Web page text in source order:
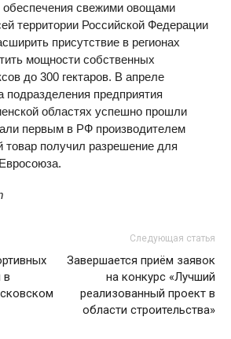
обеспечения свежими овощами
территории Российской Федерации
присутствие в регионах
мощности собственных
до 300 гектаров. В апреле
подразделения предприятия
областях успешно прошли
первым в РФ производителем
товар получил разрешение для
в
Следующая статья
Завершается приём заявок
на конкурс «Лучший
реализованный проект в
области строительства»